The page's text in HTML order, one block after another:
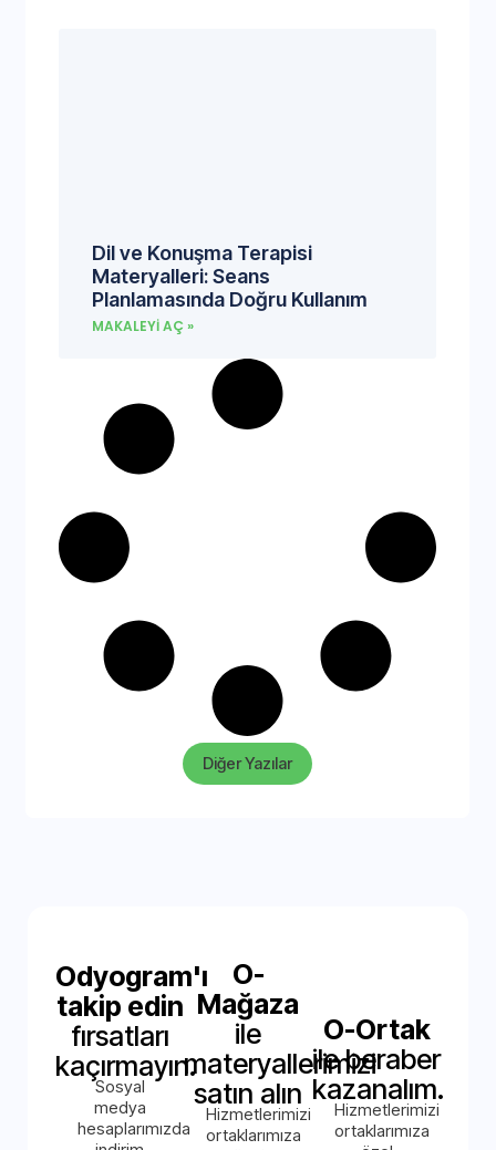
Dil ve Konuşma Terapisi
Materyalleri: Seans
Planlamasında Doğru Kullanım
MAKALEYI AÇ »
Diğer Yazılar
Odyogram'ı
takip edin
fırsatları
kaçırmayın.
Sosyal
medya
hesaplarımızda
O-
Mağaza
ile
materyallerimizi
satın alın
Hizmetlerimizi
ortaklarımıza
O-Ortak
ile beraber
kazanalım.
Hizmetlerimizi
ortaklarımıza